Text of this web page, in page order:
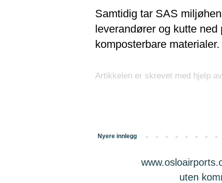
Samtidig tar SAS
leverandører og kutte
komposterbare materialer.
Artikkelen er skrevet med hjelp
Nyere innlegg
uten